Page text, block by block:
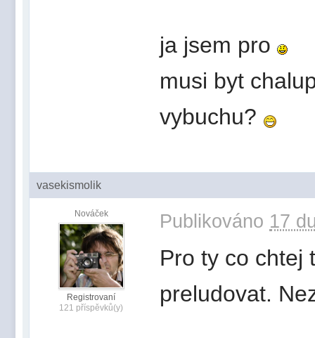
ja jsem pro
musi byt
vybuchu?
vasekismolik
Nováček
Registrovaní
121 příspěvků(y)
Publikováno 17
Pro ty co chtej
preludovat.